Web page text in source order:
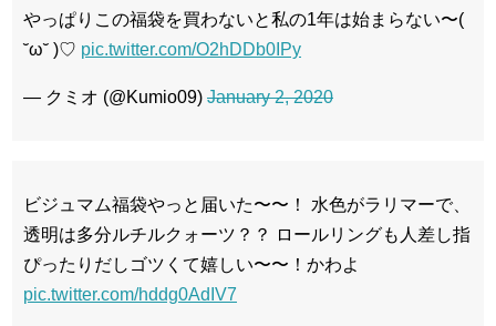
やっぱりこの福袋を買わないと私の1年は始まらない〜(
˘ω˘ )♡ pic.twitter.com/O2hDDb0IPy
— クミオ (@Kumio09) January 2, 2020
ビジュマム福袋やっと届いた〜〜！ 水色がラリマーで、
透明は多分ルチルクォーツ？？ ロールリングも人差し指
ぴったりだしゴツくて嬉しい〜〜！かわよ
pic.twitter.com/hddg0AdIV7